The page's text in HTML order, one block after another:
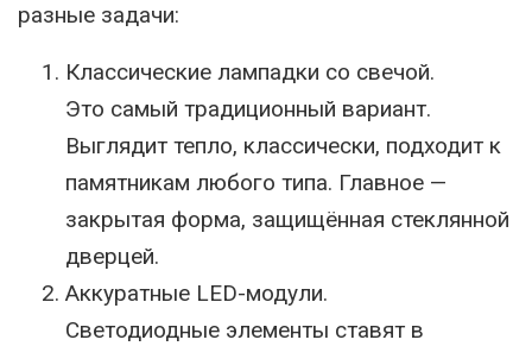
разные задачи:
Классические лампадки со свечой.
Это самый традиционный вариант.
Выглядит тепло, классически, подходит к
памятникам любого типа. Главное —
закрытая форма, защищённая стеклянной
дверцей.
Аккуратные LED-модули.
Светодиодные элементы ставят в